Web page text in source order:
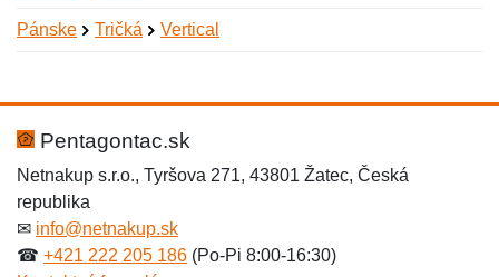
Pánske Tričká Vertical
Hodnotenie:
Meno:*
Meno:
E-mail:*
Pentagontac.sk
Netnakup s.r.o., Tyršova 271, 43801 Žatec, Česká
republika
✉ info@netnakup.sk
☎ +421 222 205 186 (Po-Pi 8:00-16:30)